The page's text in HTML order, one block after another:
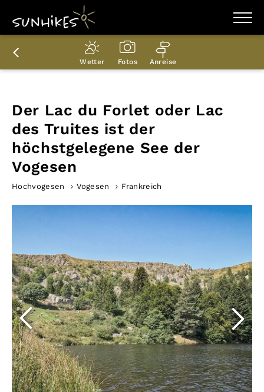
WANDERZIELE
WANDERUNGEN
ENTDECKEN
PLANER
Wetter Fotos Anreise
Der Lac du Forlet oder Lac
des Truites ist der
höchstgelegene See der
Vogesen
Hochvogesen Vogesen Frankreich